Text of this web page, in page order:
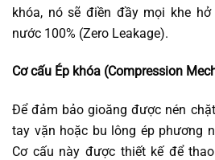
khóa, nó sẽ điền đầy mọi khe
nước 100% (Zero Leakage).
Cơ cấu Ép khóa (Compression
Để đảm bảo gioăng được nén
tay vặn hoặc bu lông ép phương
Cơ cấu này được thiết kế để